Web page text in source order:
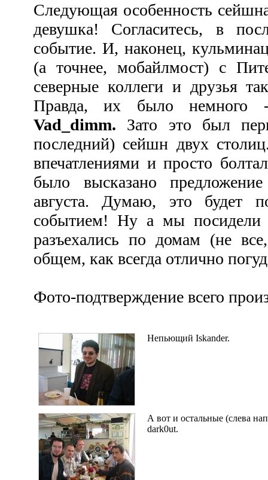
Следующая особенность
девушка! Согласитесь, в
событие. И, наконец,
(а точнее, мобайлмост) с
северные коллеги и друзья
Правда, их было
Vad_dimm. Зато это был
последний) сейшн двух
впечатлениями и просто
было высказано
августа. Думаю, это будет
событием! Ну а мы посидели
разъехались по домам (не
общем, как всегда отлично
Фото-подтверждение всего
Непьющий Iskander.
А вот и остальные (слева
dark0ut.